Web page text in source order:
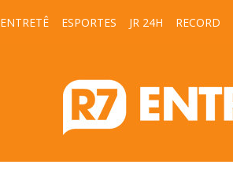
ENTRETÊ ESPORTES JR 24H RECORD